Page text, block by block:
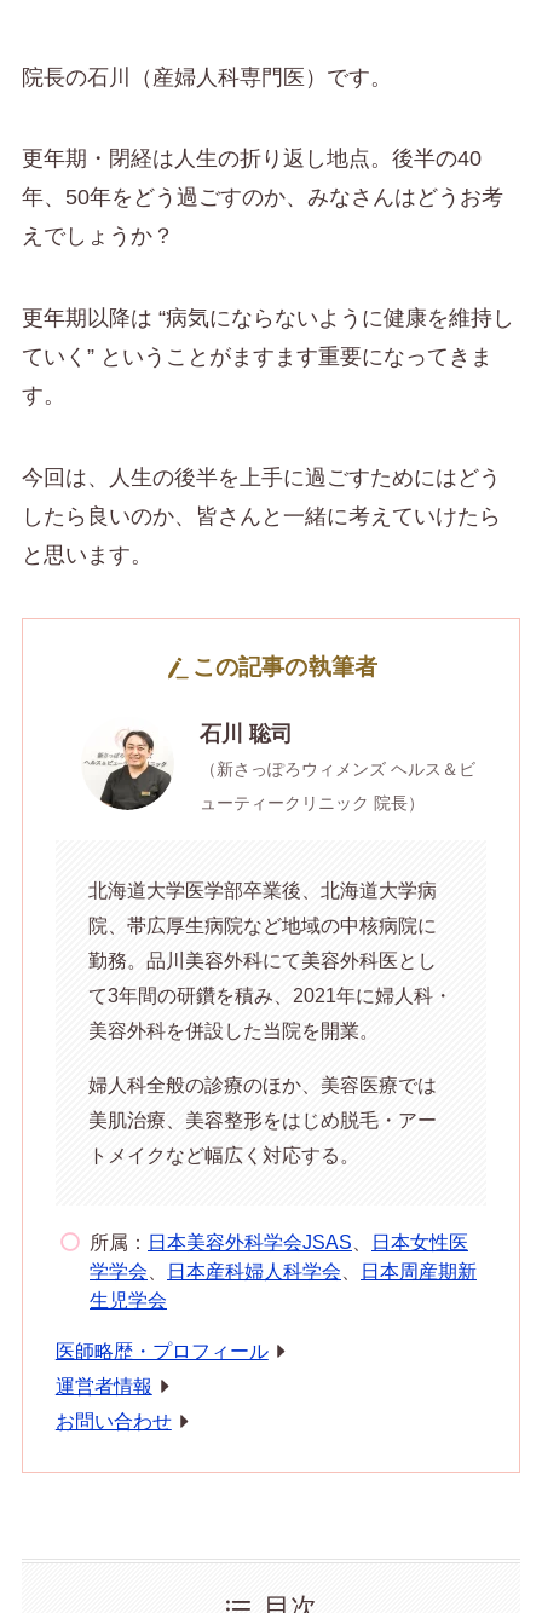
院長の石川（産婦人科専門医）です。
更年期・閉経は人生の折り返し地点。後半の40
年、50年をどう過ごすのか、みなさんはどうお考
えでしょうか？
更年期以降は “病気にならないように健康を維持し
ていく” ということがますます重要になってきま
す。
今回は、人生の後半を上手に過ごすためにはどう
したら良いのか、皆さんと一緒に考えていけたら
と思います。
この記事の執筆者
石川 聡司
（新さっぽろウィメンズ ヘルス＆ビ
ューティークリニック 院長）
北海道大学医学部卒業後、北海道大学病
院、帯広厚生病院など地域の中核病院に
勤務。品川美容外科にて美容外科医とし
て3年間の研鑽を積み、2021年に婦人科・
美容外科を併設した当院を開業。
婦人科全般の診療のほか、美容医療では
美肌治療、美容整形をはじめ脱毛・アー
トメイクなど幅広く対応する。
所属： 日本美容外科学会JSAS
日本女性医
学学会
日本産科婦人科学会
日本周産期新
生児学会
医師略歴・プロフィール
運営者情報
お問い合わせ